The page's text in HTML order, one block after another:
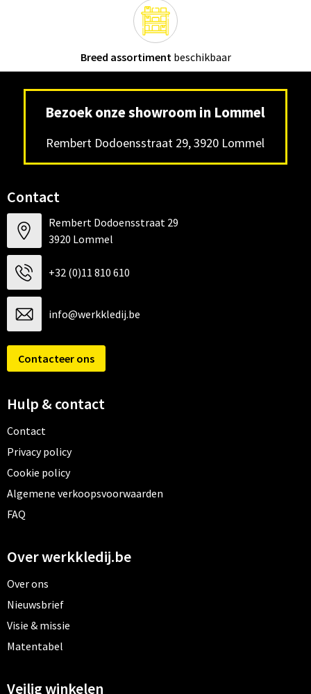
Breed assortiment beschikbaar
Bezoek onze showroom in Lommel
Rembert Dodoensstraat 29, 3920 Lommel
Contact
Rembert Dodoensstraat 29
3920 Lommel
+32 (0)11 810 610
info@werkkledij.be
Contacteer ons
Hulp & contact
Contact
Privacy policy
Cookie policy
Algemene verkoopsvoorwaarden
FAQ
Over werkkledij.be
Over ons
Nieuwsbrief
Visie & missie
Matentabel
Veilig winkelen